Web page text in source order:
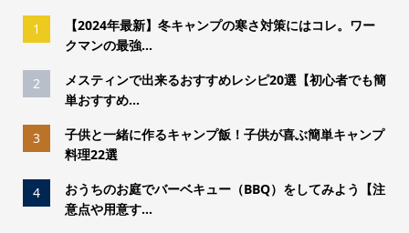
1
【2024年最新】冬キャンプの寒さ対策にはコレ。ワー
クマンの最強...
2
メスティンで出来るおすすめレシピ20選【初心者でも簡
単おすすめ...
3
子供と一緒に作るキャンプ飯！子供が喜ぶ簡単キャンプ
料理22選
4
おうちのお庭でバーベキュー（BBQ）をしてみよう【注
意点や用意す...